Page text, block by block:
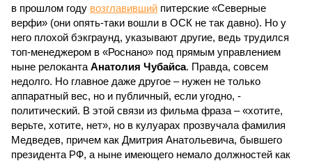
в прошлом году возглавивший питерские «Северные
верфи» (они опять-таки вошли в ОСК не так давно). Но у
него плохой бэкграунд, указывают другие, ведь трудился
топ-менеджером в «Роснано» под прямым управлением
ныне релоканта Анатолия Чубайса. Правда, совсем
недолго. Но главное даже другое – нужен не только
аппаратный вес, но и публичный, если угодно, -
политический. В этой связи из фильма фраза – «хотите,
верьте, хотите, нет», но в кулуарах прозвучала фамилия
Медведев, причем как Дмитрия Анатольевича, бывшего
президента РФ, а ныне имеющего немало должностей как